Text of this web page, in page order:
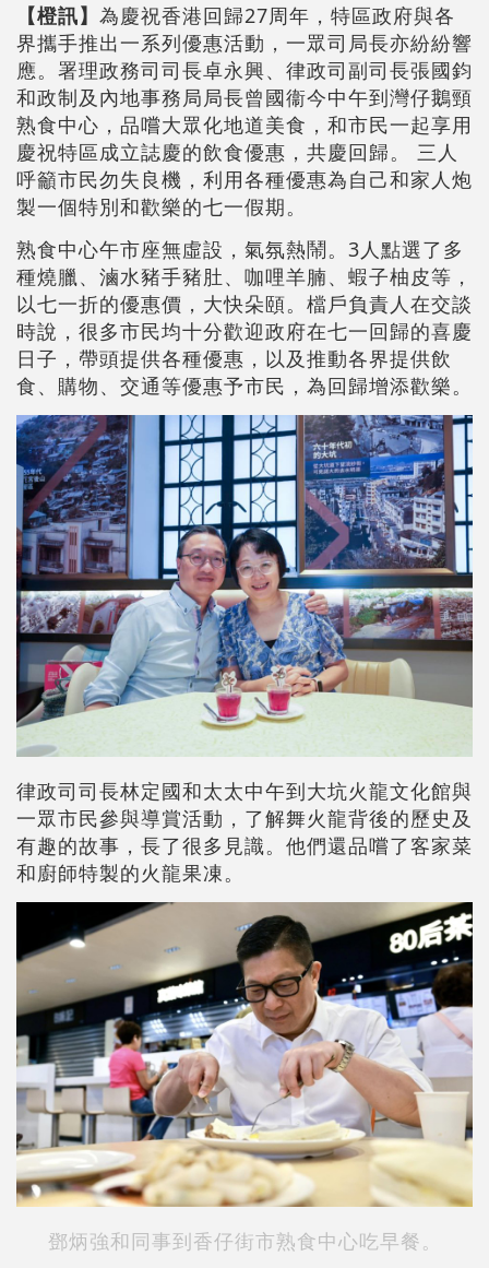
【橙訊】 為慶祝香港回歸27周年，特區政府與各
界攜手推出一系列優惠活動，一眾司局長亦紛紛響
應。署理政務司司長卓永興、律政司副司長張國鈞
和政制及內地事務局局長曾國衞今中午到灣仔鵝頸
熟食中心，品嚐大眾化地道美食，和市民一起享用
慶祝特區成立誌慶的飲食優惠，共慶回歸。 三人
呼籲市民勿失良機，利用各種優惠為自己和家人炮
製一個特別和歡樂的七一假期。
熟食中心午市座無虛設，氣氛熱鬧。3人點選了多
種燒臘、滷水豬手豬肚、咖哩羊腩、蝦子柚皮等，
以七一折的優惠價，大快朵頤。檔戶負責人在交談
時說，很多市民均十分歡迎政府在七一回歸的喜慶
日子，帶頭提供各種優惠，以及推動各界提供飲
食、購物、交通等優惠予市民，為回歸增添歡樂。
律政司司長林定國和太太中午到大坑火龍文化館與
一眾市民參與導賞活動，了解舞火龍背後的歷史及
有趣的故事，長了很多見識。他們還品嚐了客家菜
和廚師特製的火龍果凍。
鄧炳強和同事到香仔街市熟食中心吃早餐。